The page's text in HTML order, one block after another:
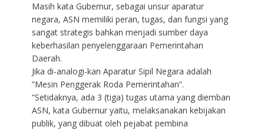
Masih kata Gubemur, sebagai unsur aparatur
negara, ASN memiliki peran, tugas, dan fungsi yang
sangat strategis bahkan menjadi sumber daya
keberhasilan penyelenggaraan Pemerintahan
Daerah.
Jika di-analogi-kan Aparatur Sipil Negara adalah
”Mesin Penggerak Roda Pemerintahan”.
“Setidaknya, ada 3 (tiga) tugas utama yang diemban
ASN, kata Gubernur yaitu, melaksanakan kebijakan
publik, yang dibuat oleh pejabat pembina